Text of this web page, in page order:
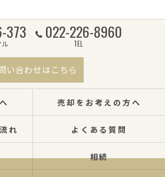
373 022-226-8960
TEL
い合わせはこちら
売却をお考えの方へ
れ よくある質問
相続